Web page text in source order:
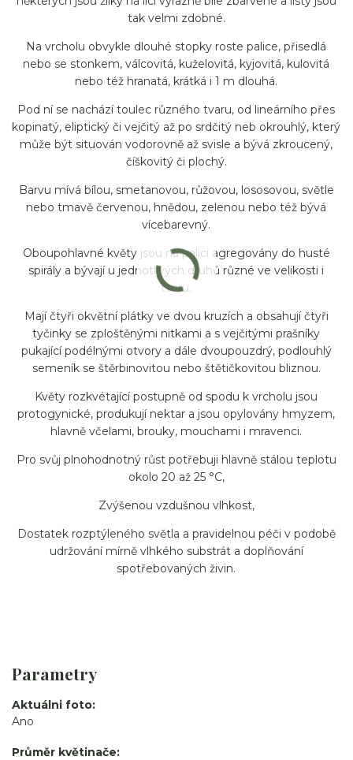
tak velmi zdobné.
Na vrcholu obvykle dlouhé stopky roste palice, přisedlá
nebo se stonkem, válcovitá, kuželovitá, kyjovitá, kulovitá
nebo též hranatá, krátká i 1 m dlouhá.
Pod ní se nachází toulec různého tvaru, od lineárního přes
kopinatý, eliptický či vejčitý až po srdčitý neb okrouhlý, který
může být situován vodorovně až svisle a bývá zkroucený,
číškovitý či plochý.
Barvu mívá bílou, smetanovou, růžovou, lososovou, světle
nebo tmavě červenou, hnědou, zelenou nebo též bývá
vícebarevný.
Oboupohlavné květy jsou na palici agregovány do husté
spirály a bývají u jednotlivých druhů různé ve velikosti i
tvaru.
Mají čtyři okvětní plátky ve dvou kruzích a obsahují čtyři
tyčinky se zploštěnými nitkami a s vejčitými prašníky
pukající podélnými otvory a dále dvoupouzdrý, podlouhlý
semeník se štěrbinovitou nebo štětičkovitou bliznou.
Květy rozkvétající postupně od spodu k vrcholu jsou
protogynické, produkují nektar a jsou opylovány hmyzem,
hlavně včelami, brouky, mouchami i mravenci.
Pro svůj plnohodnotný růst potřebuji hlavně stálou teplotu
okolo 20 až 25 °C,
Zvýšenou vzdušnou vlhkost,
Dostatek rozptýleného světla a pravidelnou péči v podobě
udržování mírně vlhkého substrát a doplňování
spotřebovaných živin.
Parametry
Aktuálni foto
Ano
Průměr květinače